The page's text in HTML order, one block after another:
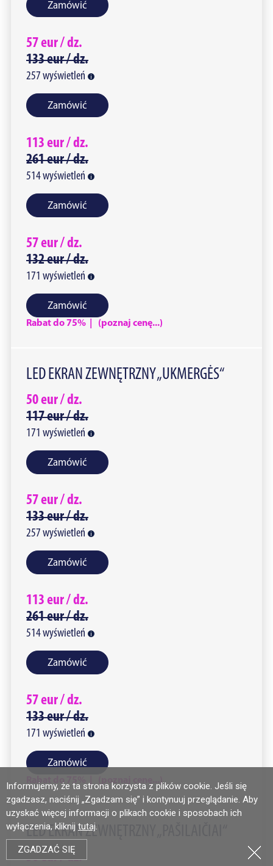
Informujemy, że ta strona korzysta z plików cookie. Jeśli się
zgadzasz, naciśnij „Zgadzam się” i kontynuuj przeglądanie. Aby
uzyskać więcej informacji o plikach cookie i sposobach ich
wyłączenia, kliknij tutaj.
ZGADZAĆ SIĘ
Zamówić
57eur /dz.
133eur /dz.
257 wyświetleń
Zamówić
113 eur /dz.
261eur /dz.
514wyświetleń
Zamówić
57eur /dz.
132eur /dz.
171 wyświetleń
Zamówić
Rabat do 75% | (poznaj cenę...)
LED EKRAN ZEWNĘTRZNY „UKMERGĖS“
50eur /dz.
117eur /dz.
171 wyświetleń
Zamówić
57eur /dz.
133eur /dz.
257 wyświetleń
Zamówić
113 eur /dz.
261eur /dz.
514wyświetleń
Zamówić
57eur /dz.
133eur /dz.
171 wyświetleń
Zamówić
Rabat do 75% | (poznaj cenę...)
LED EKRAN ZEWNĘTRZNY „PAŠILAIČIAI“
50eur /dz.